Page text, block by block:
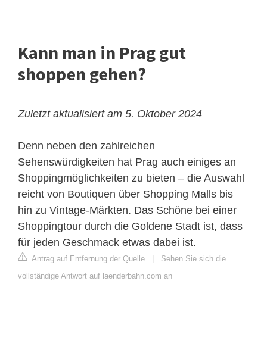
Kann man in Prag gut
shoppen gehen?
Zuletzt aktualisiert am 5. Oktober 2024
Denn neben den zahlreichen
Sehenswürdigkeiten hat Prag auch einiges an
Shoppingmöglichkeiten zu bieten – die Auswahl
reicht von Boutiquen über Shopping Malls bis
hin zu Vintage-Märkten. Das Schöne bei einer
Shoppingtour durch die Goldene Stadt ist, dass
für jeden Geschmack etwas dabei ist.
Antrag auf Entfernung der Quelle
Sehen Sie sich die
vollständige Antwort auf laenderbahn.com an